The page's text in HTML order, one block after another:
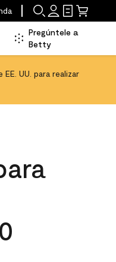
Pregúntele a
Betty
UU. para realizar